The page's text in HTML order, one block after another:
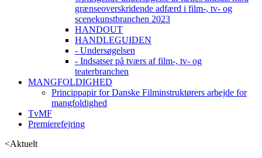
grænseoverskridende adfærd i film-, tv- og
scenekunstbranchen 2023
HANDOUT
HANDLEGUIDEN
- Undersøgelsen
- Indsatser på tværs af film-, tv- og
teaterbranchen
MANGFOLDIGHED
Princippapir for Danske Filminstruktørers arbejde for
mangfoldighed
TvMF
Premierefejring
<Aktuelt